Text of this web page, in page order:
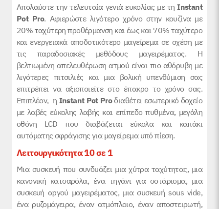
Απολαύστε την τελευταία γενιά ευκολίας με τηInstant
Pot Pro. Αφιερώστε λιγότερο χρόνο στην κουζίνα με
20% ταχύτερη προθέρμανση και έως και 70% ταχύτερο
και ενεργειακά αποδοτικότερο μαγείρεμα σε σχέση με
τις παραδοσιακές μεθόδους μαγειρέματος. Η
βελτιωμένη απελευθέρωση ατμού είναι πιο αθόρυβη με
λιγότερες πιτσιλιές και μια βολική υπενθύμιση σας
επιτρέπει να αξιοποιείτε στο έπακρο το χρόνο σας.
Επιπλέον, η Instant Pot Proδιαθέτει εσωτερικό δοχείο
με λαβές εύκολης λαβής και επίπεδο πυθμένα, μεγάλη
οθόνη LCD που διαβάζεται εύκολα και καπάκι
αυτόματης σφράγισης για μαγείρεμα υπό πίεση.
Λειτουργικότητα 10 σε 1
Μια συσκευή που συνδυάζει μια χύτρα ταχύτητας, μια
κανονική κατσαρόλα, ένα τηγάνι για σοτάρισμα, μια
συσκευή αργού μαγειρέματος, μια συσκευή sous vide,
ένα ρυζομάγειρα, έναν ατμόπλοιο, έναν αποστειρωτή,